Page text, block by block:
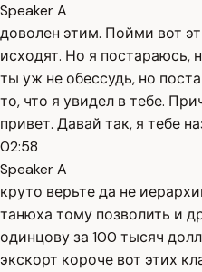
Speaker A
доволен этим. Пойми вот
исходят. Но я постараюсь,
ты уж не обессудь, но
то, что я увидел в тебе.
привет. Давай так, я тебе
02:58
Speaker A
круто верьте да не
танюха тому позволить и
одинцову за 100 тысяч
экскорт короче вот этих